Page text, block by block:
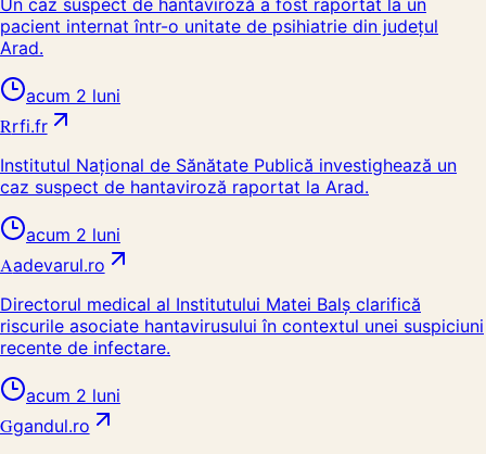
Un caz suspect de hantaviroză a fost raportat la un
pacient internat într-o unitate de psihiatrie din județul
Arad.
acum 2 luni
Rrfi.fr
Institutul Național de Sănătate Publică investighează un
caz suspect de hantaviroză raportat la Arad.
acum 2 luni
Aadevarul.ro
Directorul medical al Institutului Matei Balș clarifică
riscurile asociate hantavirusului în contextul unei suspiciuni
recente de infectare.
acum 2 luni
Ggandul.ro